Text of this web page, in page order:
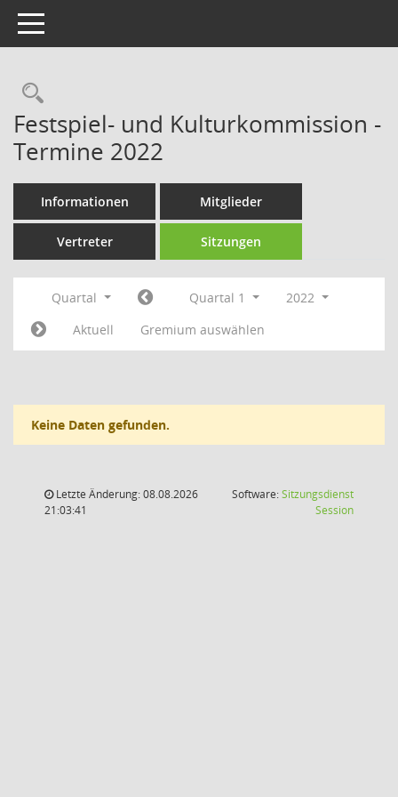
Toggle navigation
Rechercheauswahl
Festspiel- und Kulturkommission -
Termine 2022
Informationen Mitglieder
Vertreter Sitzungen
Quartal Quartal 1
2022
Aktuell
Gremium auswählen
Keine Daten gefunden.
Letzte Änderung: 08.08.2026
21:03:41
Software:Sitzungsdienst
Session(Wird in